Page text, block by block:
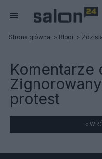
Strona główna Blogi
Komentarze
protest
«